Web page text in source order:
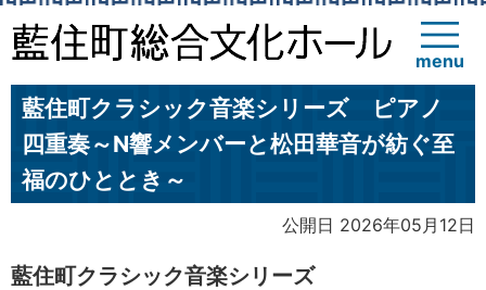
menu
藍住町クラシック音楽シリーズ ピアノ
四重奏～N響メンバーと松田華音が紡ぐ至
福のひととき～
公開日 2026年05月12日
藍住町クラシック音楽シリーズ